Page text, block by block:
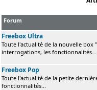
Forum
Freebox Ultra
Toute l'actualité de la nouvelle box
interrogations, les fonctionnalités...
Freebox Pop
Toute l'actualité de la petite
fonctionnalités...